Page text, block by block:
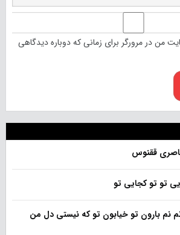
من در مرورگر برای زمانی که دوباره دیدگاهی
ققنوس
تو تو کجایی تو
نم بارون تو خیابون تو که نیستی دل من